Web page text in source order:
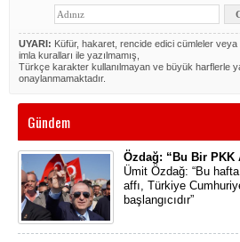
UYARI: Küfür, hakaret, rencide edici cümleler veya
imla kuralları ile yazılmamış,
Türkçe karakter kullanılmayan ve büyük harflerle
onaylanmamaktadır.
Gündem
Özdağ: “Bu Bir PKK
Ümit Özdağ: “Bu
affı, Türkiye
başlangıcıdır”